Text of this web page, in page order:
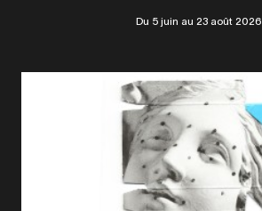
Du 5 juin au 23 août 2026